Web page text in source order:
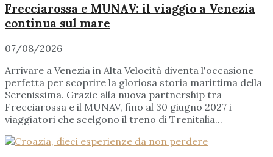
Frecciarossa e MUNAV: il viaggio a Venezia
continua sul mare
07/08/2026
Arrivare a Venezia in Alta Velocità diventa l'occasione
perfetta per scoprire la gloriosa storia marittima della
Serenissima. Grazie alla nuova partnership tra
Frecciarossa e il MUNAV, fino al 30 giugno 2027 i
viaggiatori che scelgono il treno di Trenitalia...